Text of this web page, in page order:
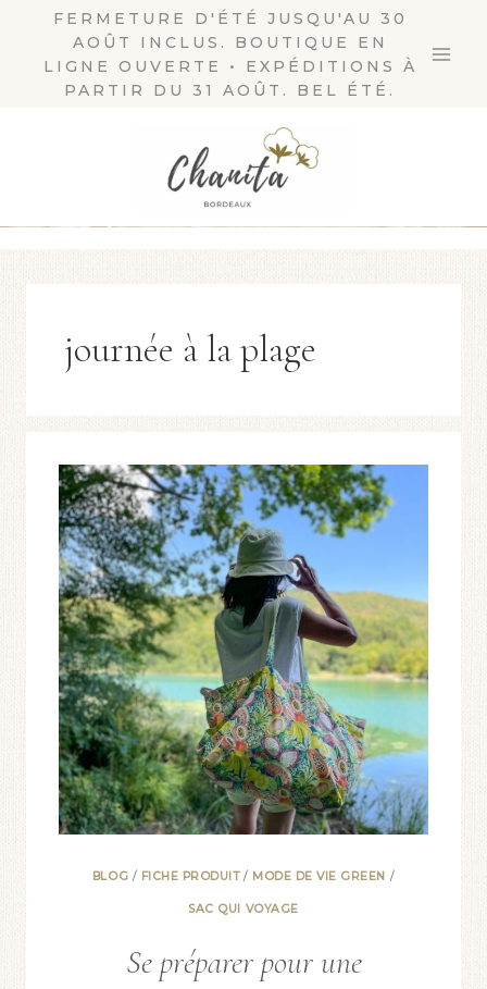
FERMETURE D'ÉTÉ JUSQU'AU 30
AOÛT INCLUS. BOUTIQUE EN
LIGNE OUVERTE • EXPÉDITIONS À
PARTIR DU 31 AOÛT. BEL ÉTÉ.
journée à la plage
BLOG / FICHE PRODUIT/ MODE DE VIE GREEN /
SAC QUI VOYAGE
Se préparer pour une